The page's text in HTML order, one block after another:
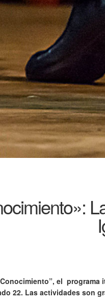
el
22. Las actividades son